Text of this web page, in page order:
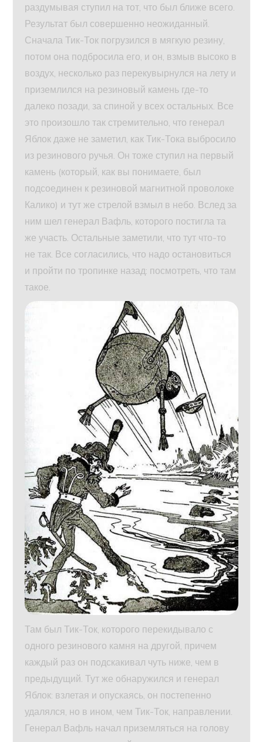
раздумывая ступил на тот, что был ближе всего.
Результат был совершенно неожиданный.
Сначала Тик-Ток погрузился в мягкую резину,
потом она подбросила его, и он, взмыв высоко в
воздух, несколько раз перекувырнулся на лету и
приземлился на резиновый камень где-то
далеко позади, за спиной у всех остальных. Все
это произошло так стремительно, что генерал
Яблок даже не заметил, как Тик-Тока выбросило
из резинового ручья. Он тоже ступил на первый
камень (который, как вы понимаете, был
подсоединен к резиновой магнитной проволоке
Калико) и тут же стрелой взмыл в небо. Вслед за
ним шел генерал Вафль, которого постигла та
же участь. Остальные заметили, что тут что-то
не так. Все согласились, что надо остановиться
и пройти по тропинке назад: посмотреть, что там
такое.
Там был Тик-Ток, которого перекидывало с
одного резинового камня на другой, причем
каждый раз он подскакивал чуть ниже, чем в
предыдущий. Тут же обнаружился и генерал
Яблок: взлетая и опускаясь, он постепенно
удалялся, но в ином, чем Тик-Ток, направлении.
Генерал Вафль начал приземляться на голову